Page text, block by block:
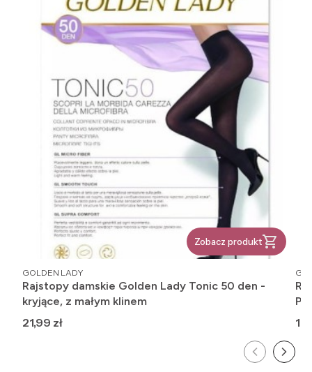
Zobacz produkt
PRODUCENT
GOLDEN LADY
Rajstopy damskie Golden Lady Tonic 50 den -
kryjące, z małym klinem
Cena
21,99 zł